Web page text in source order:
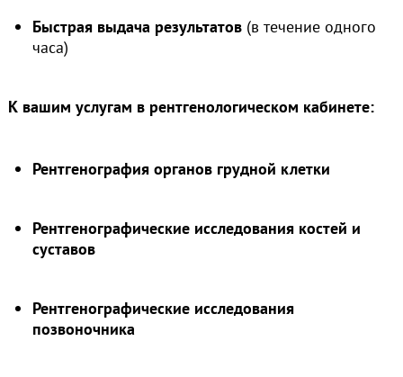
Быстрая выдача результатов (в течение одного
часа)
К вашим услугам в рентгенологическом кабинете:
Рентгенография органов грудной клетки
Рентгенографические исследования костей и
суставов
Рентгенографические исследования
позвоночника